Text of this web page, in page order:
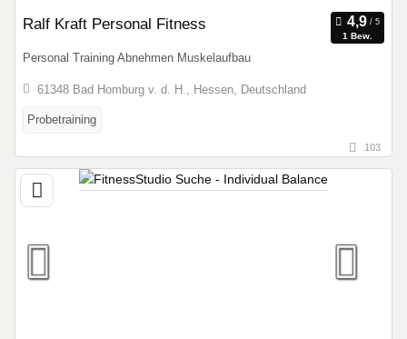
Ralf Kraft Personal Fitness
1 Bew.
Personal Training Abnehmen Muskelaufbau
61348 Bad Homburg v. d. H., Hessen, Deutschland
Probetraining
103